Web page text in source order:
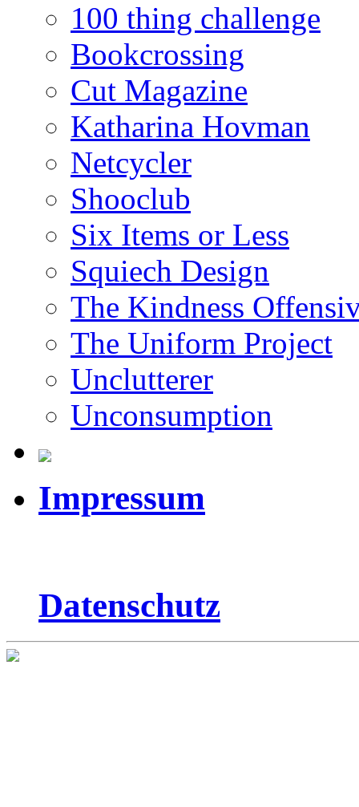
100 thing challenge
Bookcrossing
Cut Magazine
Katharina Hovman
Netcycler
Shooclub
Six Items or Less
Squiech Design
The Kindness
The Uniform Project
Unclutterer
Unconsumption
Impressum
Datenschutz